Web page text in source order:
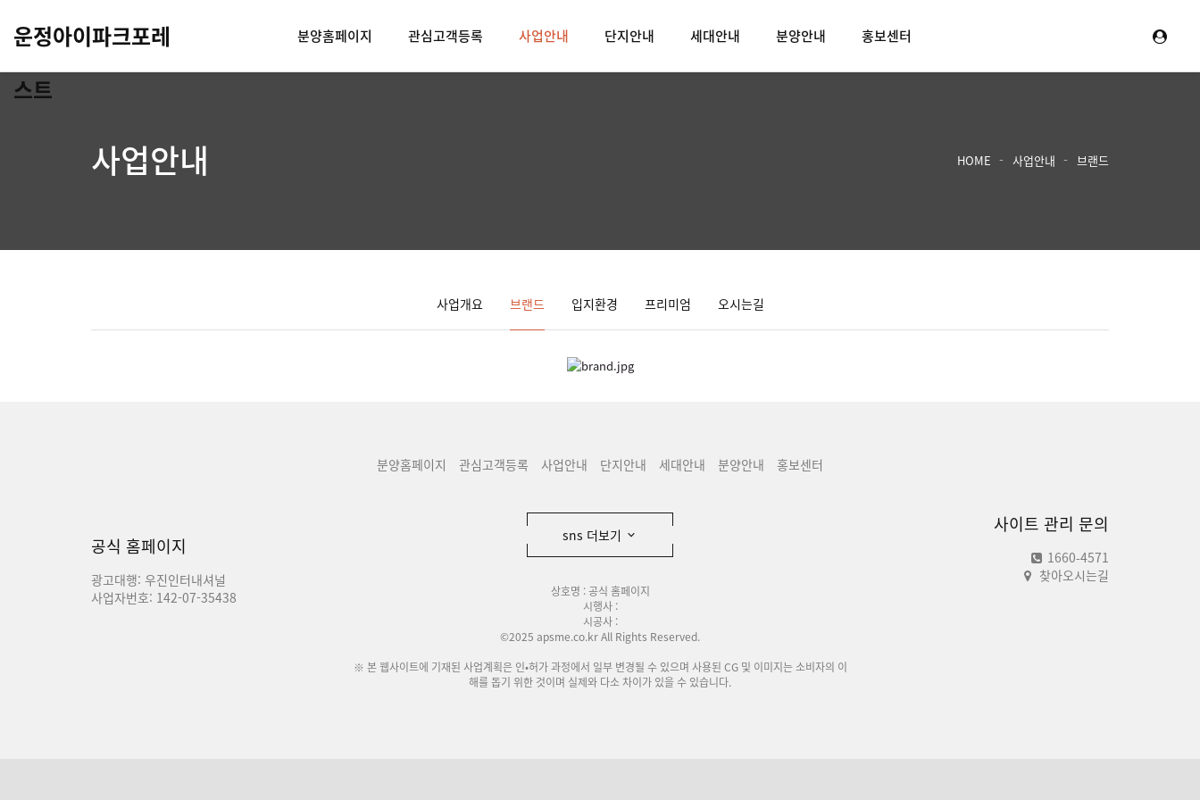
운정아이파크포레
스트
분양홈페이지 관심고객등록 사업안내 단지안내 세대안내 분양안내 홍보센터
사업안내 HOME 사업안내 브랜드
사업개요 브랜드 입지환경 프리미엄 오시는길
분양홈페이지 관심고객등록 사업안내 단지안내 세대안내 분양안내 홍보센터
공식 홈페이지
광고대행: 우진인터내셔널
사업자번호: 142-07-35438
사이트 관리 문의
1660-4571
찾아오시는길
sns 더보기
상호명 : 공식 홈페이지
시행사 :
시공사 :
©2025 apsme.co.kr All Rights Reserved.
※ 본 웹사이트에 기재된 사업계획은 인•허가 과정에서 일부 변경될 수 있으며 사용된 CG 및 이미지는 소비자의 이
해를 돕기 위한 것이며 실제와 다소 차이가 있을 수 있습니다.